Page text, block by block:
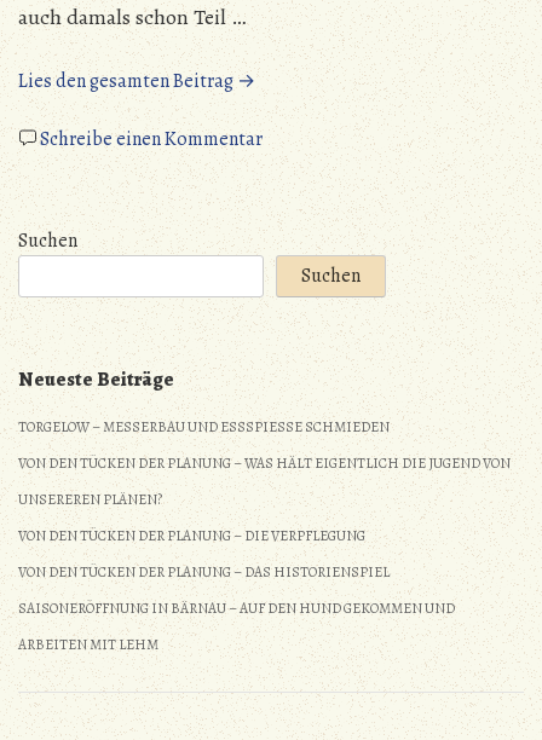
auch damals schon Teil …
Lies den gesamten Beitrag →„Weihnachtsgruß“
Schreibe einen Kommentarzu
Weihnachtsgruß
Suchen
Suchen
Neueste Beiträge
TORGELOW – MESSERBAU UND ESSSPIESSE SCHMIEDEN
VON DEN TÜCKEN DER PLANUNG – WAS HÄLT EIGENTLICH DIE JUGEND VON
UNSEREREN PLÄNEN?
VON DEN TÜCKEN DER PLANUNG – DIE VERPFLEGUNG
VON DEN TÜCKEN DER PLANUNG – DAS HISTORIENSPIEL
SAISONERÖFFNUNG IN BÄRNAU – AUF DEN HUND GEKOMMEN UND
ARBEITEN MIT LEHM